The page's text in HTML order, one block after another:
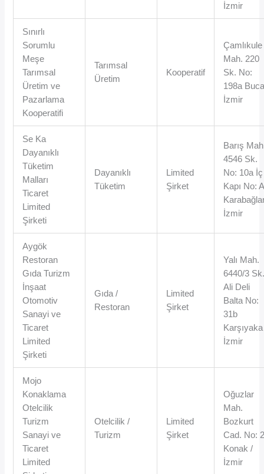
İzmir
Sınırlı
Sorumlu
Meşe
Tarımsal
Üretim ve
Pazarlama
Kooperatifi
Tarımsal
Üretim
Kooperatif
Çamlıkule
Mah. 220
Sk. No:
198a
İzmir
Se Ka
Dayanıklı
Tüketim
Malları
Ticaret
Limited
Şirketi
Dayanıklı
Tüketim
Limited
Şirket
Barış
4546 Sk.
No: 10a İç
Kapı No:
İzmir
Aygök
Restoran
Gıda Turizm
İnşaat
Otomotiv
Sanayi ve
Ticaret
Limited
Şirketi
Gıda /
Restoran
Limited
Şirket
Yalı Mah.
6440/3
Ali Deli
Balta No:
31b
İzmir
Mojo
Konaklama
Otelcilik
Turizm
Sanayi ve
Ticaret
Limited
Otelcilik /
Turizm
Limited
Şirket
Oğuzlar
Mah.
Bozkurt
Cad. No:
Konak /
İzmir